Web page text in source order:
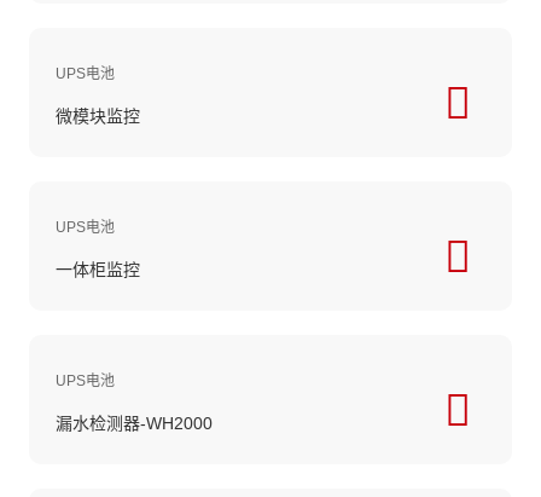
UPS电池
微模块监控
UPS电池
一体柜监控
UPS电池
漏水检测器-WH2000